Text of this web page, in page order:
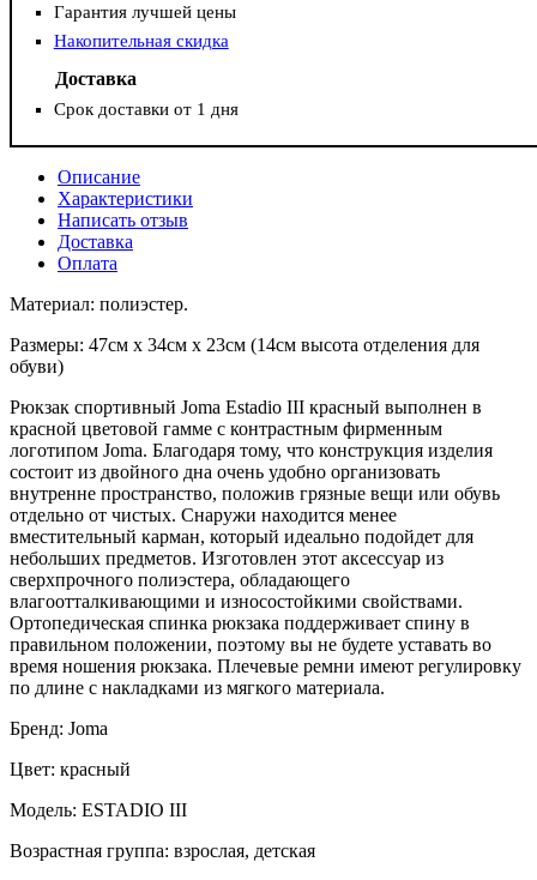
Гарантия лучшей цены
Накопительная скидка
Доставка
Срок доставки от 1 дня
Описание
Характеристики
Написать отзыв
Доставка
Оплата
Материал: полиэстер.
Размеры: 47см х 34см х 23см (14см высота отделения для
обуви)
Рюкзак спортивный Joma Estadio III красный выполнен в
красной цветовой гамме с контрастным фирменным
логотипом Joma. Благодаря тому, что конструкция изделия
состоит из двойного дна очень удобно организовать
внутренне пространство, положив грязные вещи или обувь
отдельно от чистых. Снаружи находится менее
вместительный карман, который идеально подойдет для
небольших предметов. Изготовлен этот аксессуар из
сверхпрочного полиэстера, обладающего
влагоотталкивающими и износостойкими свойствами.
Ортопедическая спинка рюкзака поддерживает спину в
правильном положении, поэтому вы не будете уставать во
время ношения рюкзака. Плечевые ремни имеют регулировку
по длине с накладками из мягкого материала.
Бренд: Joma
Цвет: красный
Модель: ESTADIO III
Возрастная группа: взрослая, детская